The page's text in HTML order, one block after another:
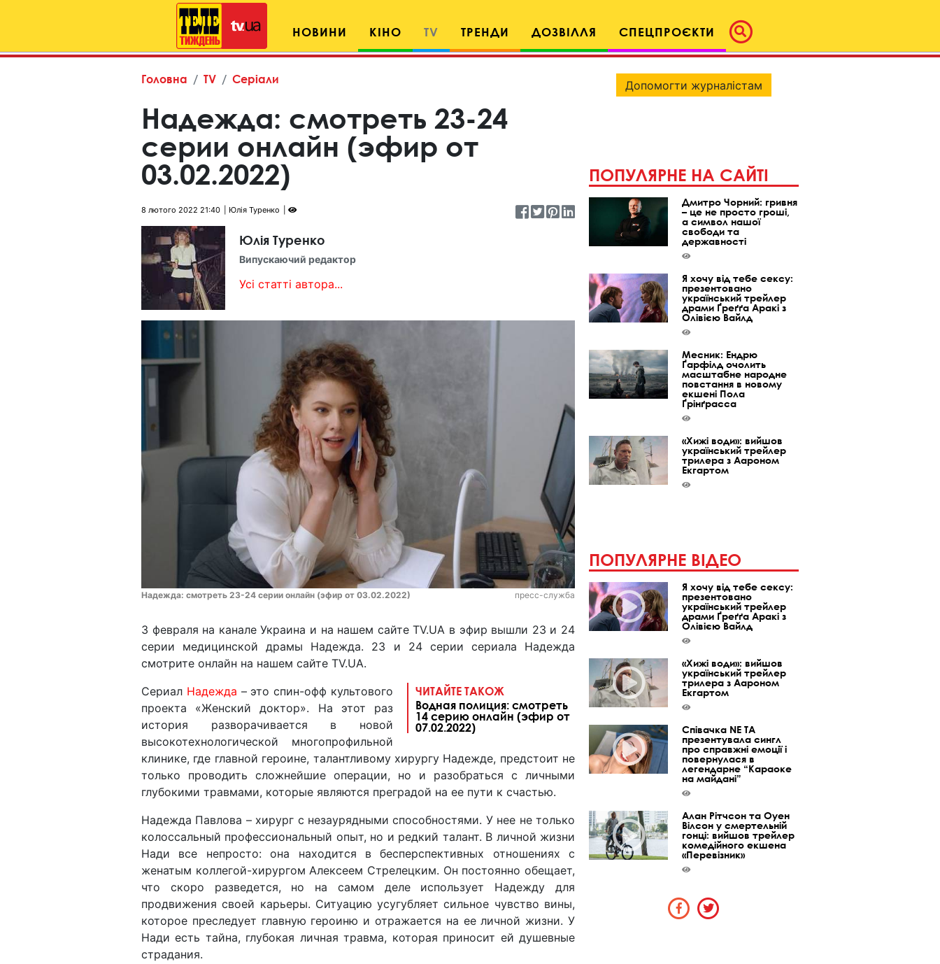
НОВИНИ КІНО TV ТРЕНДИ ДОЗВІЛЛЯ СПЕЦПРОЄКТИ
Головна TV Серіали
Надежда: смотреть 23-24
серии онлайн (эфир от
03.02.2022)
8 лютого 2022 21:40 Юлія Туренко
Юлія Туренко
Випускаючий редактор
Усі статті автора...
Надежда: смотреть 23-24 серии онлайн (эфир от 03.02.2022) пресс-служба
3 февраля на канале Украина и на нашем сайте TV.UA в эфир вышли 23 и 24
серии медицинской драмы Надежда. 23 и 24 серии сериала Надежда
смотрите онлайн на нашем сайте TV.UA.
ЧИТАЙТЕ ТАКОЖ
Водная полиция: смотреть
14 серию онлайн (эфир от
07.02.2022)
Сериал Надежда – это спин-офф культового
проекта «Женский доктор». На этот раз
история разворачивается в новой
высокотехнологической многопрофильной
клинике, где главной героине, талантливому хирургу Надежде, предстоит не
только проводить сложнейшие операции, но и разобраться с личными
глубокими травмами, которые являются преградой на ее пути к счастью.
Надежда Павлова – хирург с незаурядными способностями. У нее не только
колоссальный профессиональный опыт, но и редкий талант. В личной жизни
Нади все непросто: она находится в бесперспективных отношениях с
женатым коллегой-хирургом Алексеем Стрелецким. Он постоянно обещает,
что скоро разведется, но на самом деле использует Надежду для
продвижения своей карьеры. Ситуацию усугубляет сильное чувство вины,
которое преследует главную героиню и отражается на ее личной жизни. У
Нади есть тайна, глубокая личная травма, которая приносит ей душевные
страдания.
Допомогти журналістам
ПОПУЛЯРНЕ НА САЙТІ
Дмитро Чорний: гривня
– це не просто гроші,
а символ нашої
свободи та
державності
Я хочу від тебе сексу:
презентовано
український трейлер
драми Ґреґґа Аракі з
Олівією Вайлд
Месник: Ендрю
Ґарфілд очолить
масштабне народне
повстання в новому
екшені Пола
Ґрінґрасса
«Хижі води»: вийшов
український трейлер
трилера з Аароном
Екгартом
ПОПУЛЯРНЕ ВІДЕО
Я хочу від тебе сексу:
презентовано
український трейлер
драми Ґреґґа Аракі з
Олівією Вайлд
«Хижі води»: вийшов
український трейлер
трилера з Аароном
Екгартом
Співачка NE TA
презентувала сингл
про справжні емоції і
повернулася в
легендарне “Караоке
на майдані”
Алан Рітчсон та Оуен
Вілсон у смертельній
гонці: вийшов трейлер
комедійного екшена
«Перевізник»